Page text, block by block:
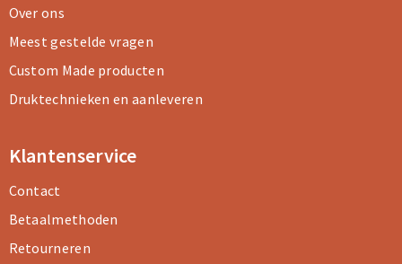
Over ons
Meest gestelde vragen
Custom Made producten
Druktechnieken en aanleveren
Klantenservice
Contact
Betaalmethoden
Retourneren